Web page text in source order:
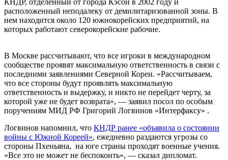
расположенный неподалеку от демилитаризованной зоны. В
нем находится около 120 южнокорейских предприятий, на
которых работают северокорейские рабочие.
В Москве рассчитывают, что все игроки в международном
сообществе проявят максимальную ответственность в связи с
последними заявлениями Северной Кореи. «Рассчитываем,
что все стороны будут проявлять максимальную
ответственность и выдержку, и никто не перейдет черту, за
которой уже не будет возврата», — заявил посол по особым
поручениям МИД РФ Григорий Логвинов «Интерфаксу» .
Логвинов напомнил, что КНДР ранее «объявила о состоянии
войны с Южной Кореей», ежедневно раздаются угрозы со
стороны Пхеньяна, на юге страны проходят военные учения.
«Все это не может не беспокоить», — сказал дипломат.